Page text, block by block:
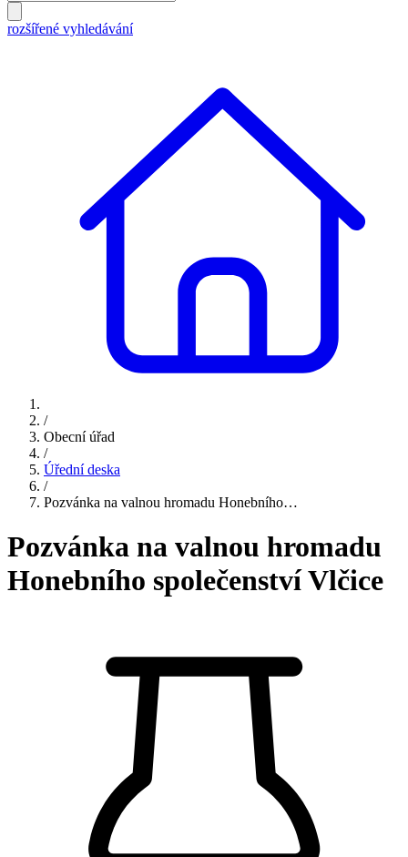
rozšířené vyhledávání
/
Obecní úřad
/
Úřední deska
/
Pozvánka na valnou hromadu Honebního…
Pozvánka na valnou hromadu
Honebního společenství Vlčice